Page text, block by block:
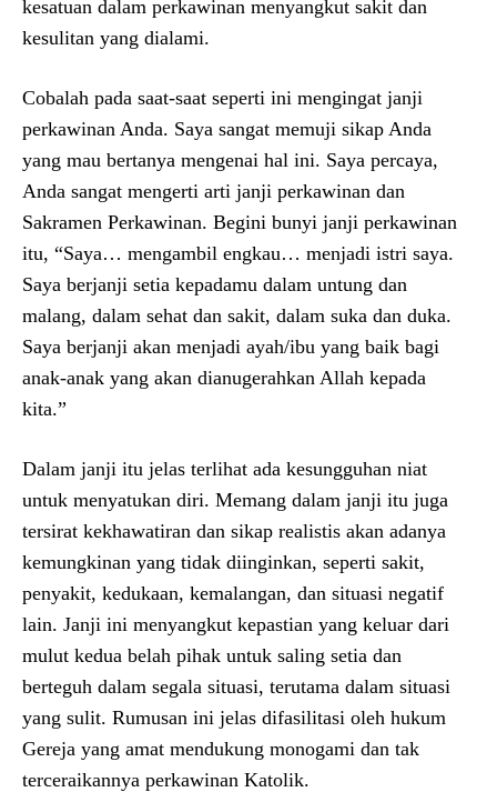
kesatuan dalam perkawinan menyangkut sakit dan
kesulitan yang dialami.
Cobalah pada saat-saat seperti ini mengingat janji
perkawinan Anda. Saya sangat memuji sikap Anda
yang mau bertanya mengenai hal ini. Saya percaya,
Anda sangat mengerti arti janji perkawinan dan
Sakramen Perkawinan. Begini bunyi janji perkawinan
itu, “Saya… mengambil engkau… menjadi istri saya.
Saya berjanji setia kepadamu dalam untung dan
malang, dalam sehat dan sakit, dalam suka dan duka.
Saya berjanji akan menjadi ayah/ibu yang baik bagi
anak-anak yang akan dianugerahkan Allah kepada
kita.”
Dalam janji itu jelas terlihat ada kesungguhan niat
untuk menyatukan diri. Memang dalam janji itu juga
tersirat kekhawatiran dan sikap realistis akan adanya
kemungkinan yang tidak diinginkan, seperti sakit,
penyakit, kedukaan, kemalangan, dan situasi negatif
lain. Janji ini menyangkut kepastian yang keluar dari
mulut kedua belah pihak untuk saling setia dan
berteguh dalam segala situasi, terutama dalam situasi
yang sulit. Rumusan ini jelas difasilitasi oleh hukum
Gereja yang amat mendukung monogami dan tak
terceraikannya perkawinan Katolik.